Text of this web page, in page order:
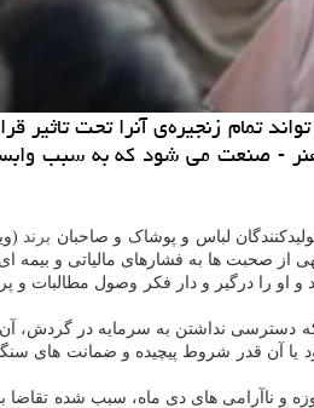
تمام زنجیره‌ی آنرا تحت تاثیر
هنر - صنعت می شود که به سبب
لباس و پوشاک و صاحبان برند
صحبت ها به فشارهای مالیاتی و بیمه
و او را درگیر و دار فکر وصول مطالبات و
که دسترسی نداشتن به سرمایه در گردش،
یا آن قدر شروط پیچیده و ضمانت های
هم به عنوان یکی از نتایج مستقیم وقایع اخیر مطرح و گفته شد، قطعی های مکرر اینترنت و اختلال در فروش آنلاین، در کنار فضای ناشی از جنگ